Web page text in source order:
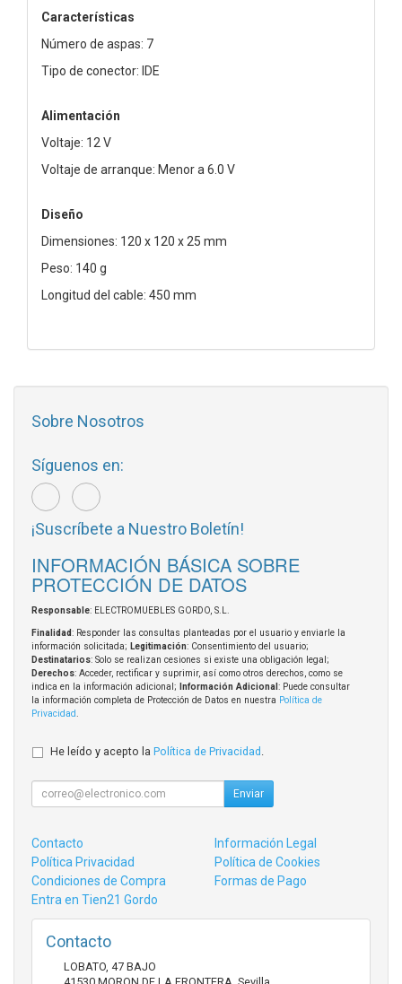
Características
Número de aspas: 7
Tipo de conector: IDE
Alimentación
Voltaje: 12 V
Voltaje de arranque: Menor a 6.0 V
Diseño
Dimensiones: 120 x 120 x 25 mm
Peso: 140 g
Longitud del cable: 450 mm
Sobre Nosotros
Síguenos en:
¡Suscríbete a Nuestro Boletín!
INFORMACIÓN BÁSICA SOBRE
PROTECCIÓN DE DATOS
Responsable: ELECTROMUEBLES GORDO, S.L.
Finalidad: Responder las consultas planteadas por el usuario y enviarle la
información solicitada; Legitimación: Consentimiento del usuario;
Destinatarios: Solo se realizan cesiones si existe una obligación legal;
Derechos: Acceder, rectificar y suprimir, así como otros derechos, como se
indica en la información adicional;
Información Adicional : Puede consultar
la información completa de Protección de Datos en nuestra Política de
Privacidad
He leído y acepto la Política de Privacidad
Enviar
Contacto
Información Legal
Política Privacidad
Política de Cookies
Condiciones de Compra
Formas de Pago
Entra en Tien21 Gordo
Contacto
LOBATO, 47 BAJO